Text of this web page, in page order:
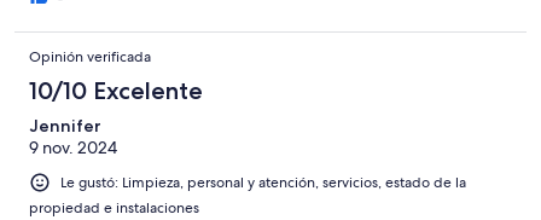
Opinión verificada
10/10 Excelente
Jennifer
9 nov. 2024
Le gustó: Limpieza, personal y atención, servicios, estado de la
propiedad e instalaciones